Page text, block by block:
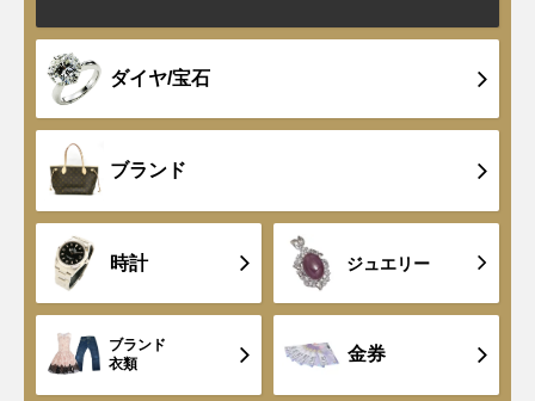
ダイヤ/宝石
ブランド
時計 ジュエリー
ブランド
衣類
金券